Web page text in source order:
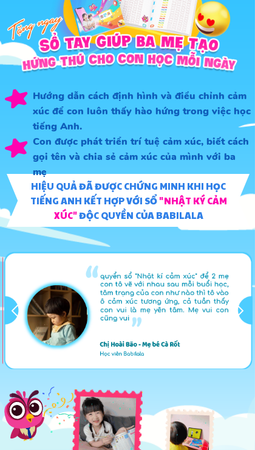
Hướng dẫn cách định hình và điều chỉnh cảm
xúc để con luôn thấy hào hứng trong việc học
tiếng Anh.
Con được phát triển trí tuệ cảm xúc, biết cách
gọi tên và chia sẻ cảm xúc của mình với ba
mẹ
HIỆU QUẢ ĐÃ ĐƯỢC CHỨNG MINH KHI HỌC
TIẾNG ANH KẾT HỢP VỚI SỔ"NHẬT KÝ CẢM
XÚC"ĐỘC QUYỀN CỦA BABILALA